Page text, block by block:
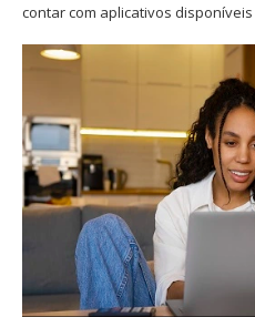
contar com aplicativos